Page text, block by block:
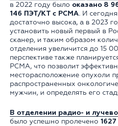
в 2022 году было оказано 8
146 ПЭТ/КТ с PCMA. И
достаточно высока, а в 2023
установить новый первый в
сканер, и таким образом
отделения увеличится до 15
перспективе также
PCMA, что позволит
месторасположение опухоли
распространенных
мужчин, и определять его
В отделении радио- и
было успешно пролечено